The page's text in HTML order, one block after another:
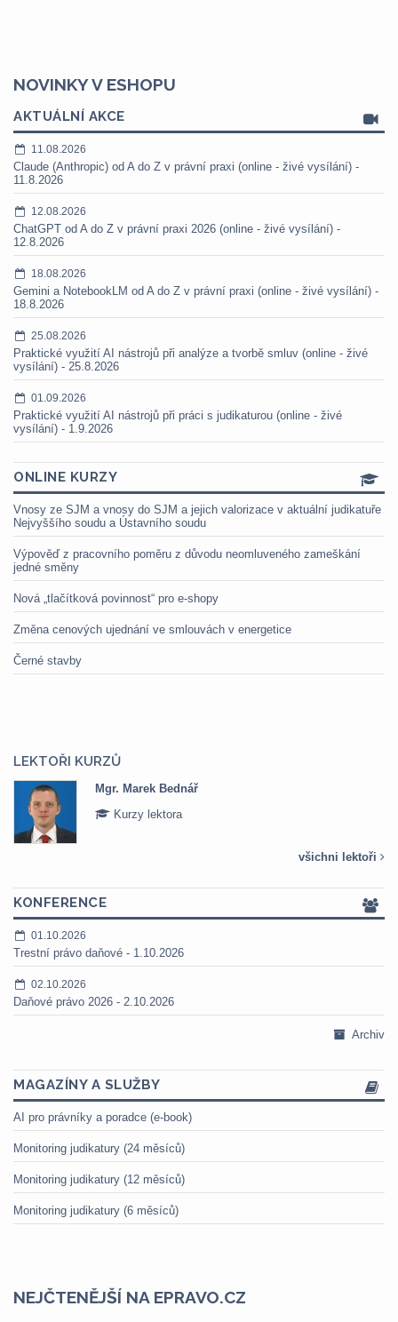
NOVINKY V ESHOPU
AKTUÁLNÍ AKCE
11.08.2026
Claude (Anthropic) od A do Z v právní praxi (online - živé vysílání) -
11.8.2026
12.08.2026
ChatGPT od A do Z v právní praxi 2026 (online - živé vysílání) -
12.8.2026
18.08.2026
Gemini a NotebookLM od A do Z v právní praxi (online - živé vysílání) -
18.8.2026
25.08.2026
Praktické využití AI nástrojů při analýze a tvorbě smluv (online - živé
vysílání) - 25.8.2026
01.09.2026
Praktické využití AI nástrojů při práci s judikaturou (online - živé
vysílání) - 1.9.2026
ONLINE KURZY
Vnosy ze SJM a vnosy do SJM a jejich valorizace v aktuální judikatuře
Nejvyššího soudu a Ústavního soudu
Výpověď z pracovního poměru z důvodu neomluveného zameškání
jedné směny
Nová „tlačítková povinnost“ pro e-shopy
Změna cenových ujednání ve smlouvách v energetice
Černé stavby
LEKTOŘI KURZŮ
Mgr. Marek Bednář
Kurzy lektora
všichni lektoři
KONFERENCE
01.10.2026
Trestní právo daňové - 1.10.2026
02.10.2026
Daňové právo 2026 - 2.10.2026
Archiv
MAGAZÍNY A SLUŽBY
AI pro právníky a poradce (e-book)
Monitoring judikatury (24 měsíců)
Monitoring judikatury (12 měsíců)
Monitoring judikatury (6 měsíců)
NEJČTENĚJŠÍ NA EPRAVO.CZ